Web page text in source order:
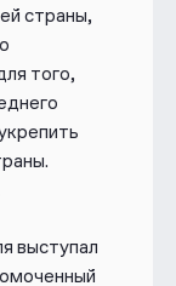
страны,
того,
выступал